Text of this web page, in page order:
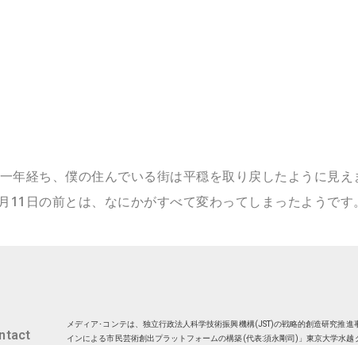
年経ち、僕の住んでいる街は平穏を取り戻したように見え
11日の前とは、なにかがすべて変わってしまったようです。
メディア･コンテは、独立行政法人科学技術振興機構(JST)の戦略的創造研究推進
インによる市民芸術創出プラットフォームの構築(代表:須永剛司)」東京大学水越